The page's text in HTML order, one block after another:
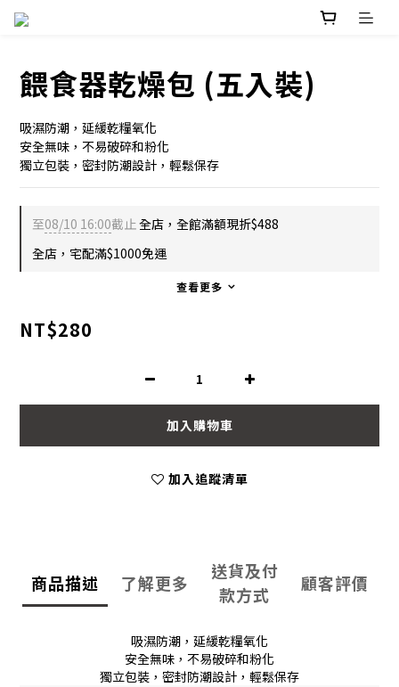
餵食器乾燥包 (五入裝)
吸濕防潮，延緩乾糧氧化
安全無味，不易破碎和粉化
獨立包裝，密封防潮設計，輕鬆保存
至08/10 16:00截止全店，全館滿額現折$488
全店，宅配滿$1000免運
查看更多
NT$280
加入購物車
加入追蹤清單
商品描述 了解更多
送貨及付
款方式
顧客評價
吸濕防潮，延緩乾糧氧化
安全無味，不易破碎和粉化
獨立包裝，密封防潮設計，輕鬆保存